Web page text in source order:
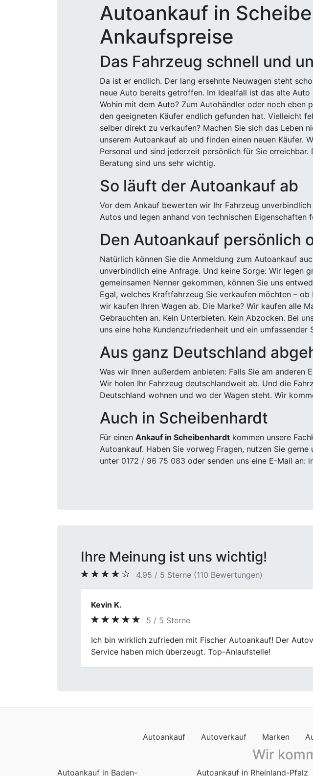
Autoankauf in
Ankaufspreise
Das Fahrzeug schnell und
Da ist er endlich. Der lang ersehnte Neuwagen steht
neue Auto bereits getroffen. Im Idealfall ist das alte
Wohin mit dem Auto? Zum Autohändler oder noch
den geeigneten Käufer endlich gefunden hat. Vielleicht
selber direkt zu verkaufen? Machen Sie sich das Leben
unserem Autoankauf ab und finden einen neuen Käufer.
Personal und sind jederzeit persönlich für Sie
Beratung sind uns sehr wichtig.
So läuft der Autoankauf ab
Vor dem Ankauf bewerten wir Ihr Fahrzeug
Autos und legen anhand von technischen Eigenschaften
Den Autoankauf persönlich
Natürlich können Sie die Anmeldung zum Autoankauf
unverbindlich eine Anfrage. Und keine Sorge: Wir legen
gemeinsamen Nenner gekommen, können Sie uns
Egal, welches Kraftfahrzeug Sie verkaufen möchten –
wir kaufen Ihren Wagen ab. Die Marke? Wir kaufen alle
Gebrauchten an. Kein Unterbieten. Kein Abzocken. Bei
uns eine hohe Kundenzufriedenheit und ein
Aus ganz Deutschland
Was wir Ihnen außerdem anbieten: Falls Sie am
Wir holen Ihr Fahrzeug deutschlandweit ab. Und die
Deutschland wohnen und wo der Wagen steht. Wir
Auch in Scheibenhardt
Für einen Ankauf in Scheibenhardt kommen unsere
Autoankauf. Haben Sie vorweg Fragen, nutzen Sie
unter 0172 / 96 75 083 oder senden uns eine E-Mail an:
Ihre Meinung ist uns wichtig!
4.95 / 5 Sterne (110 Bewertungen)
Lukas Wagner
5 / 5 Sterne
Ich war sehr zufrieden mit dem Autoverkauf bei Fischer
schnell und professionell.
Autoankauf Autoverkauf Marken
Wir
Autoankauf in Baden- Autoankauf in Rheinland-Pfalz